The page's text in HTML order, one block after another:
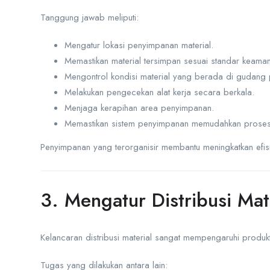
Tanggung jawab meliputi:
Mengatur lokasi penyimpanan material.
Memastikan material tersimpan sesuai standar
Mengontrol kondisi material yang berada di gudang
Melakukan pengecekan alat kerja secara berkala.
Menjaga kerapihan area penyimpanan.
Memastikan sistem penyimpanan memudahkan
Penyimpanan yang terorganisir membantu meningkatkan
3. Mengatur Distribusi
Kelancaran distribusi material sangat mempengaruhi
Tugas yang dilakukan antara lain: